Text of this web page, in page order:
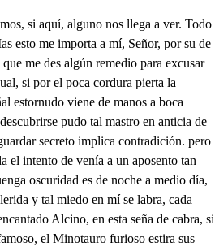
si aquí, alguno nos llega a ver. Todo
esto me importa a mí, Señor, por su de
me des algún remedio para excusar
si por el poca cordura pierta la
estornudo viene de manos a boca
pudo tal mastro en anticia de
secreto implica contradición. pero
el intento de venía a un aposento tan
oscuridad es de noche a medio día,
y tal miedo en mí se labra, cada
Alcino, en esta seña de cabra, si
el Minotauro furioso estira sus